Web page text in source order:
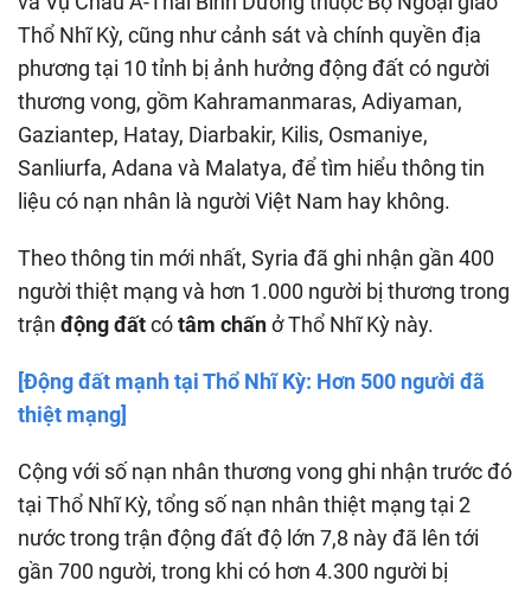
Thổ Nhĩ Kỳ, cũng như cảnh sát và chính quyền địa
phương tại 10 tỉnh bị ảnh hưởng động đất có người
thương vong, gồm Kahramanmaras, Adiyaman,
Gaziantep, Hatay, Diarbakir, Kilis, Osmaniye,
Sanliurfa, Adana và Malatya, để tìm hiểu thông tin
liệu có nạn nhân là người Việt Nam hay không.
Theo thông tin mới nhất, Syria đã ghi nhận gần 400
người thiệt mạng và hơn 1.000 người bị thương trong
trận động đấtcótâm chấnở Thổ Nhĩ Kỳ này.
[Động đất mạnh tại Thổ Nhĩ Kỳ: Hơn 500 người đã
thiệt mạng]
Cộng với số nạn nhân thương vong ghi nhận trước đó
tại Thổ Nhĩ Kỳ, tổng số nạn nhân thiệt mạng tại 2
nước trong trận động đất độ lớn 7,8 này đã lên tới
gần 700 người, trong khi có hơn 4.300 người bị